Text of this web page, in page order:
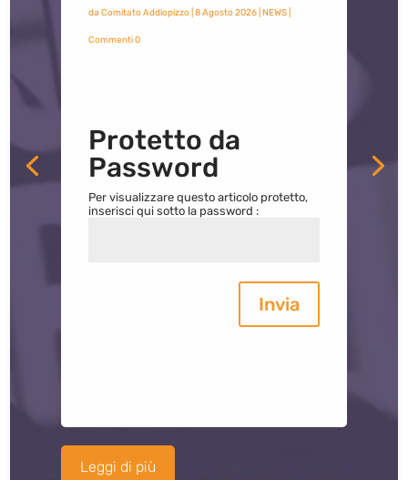
da Comitato Addiopizzo| 8 Agosto 2026| NEWS|
Commenti 0
Protetto da
Password
Per visualizzare questo articolo protetto,
inserisci qui sotto la password :
Invia
Leggi di più